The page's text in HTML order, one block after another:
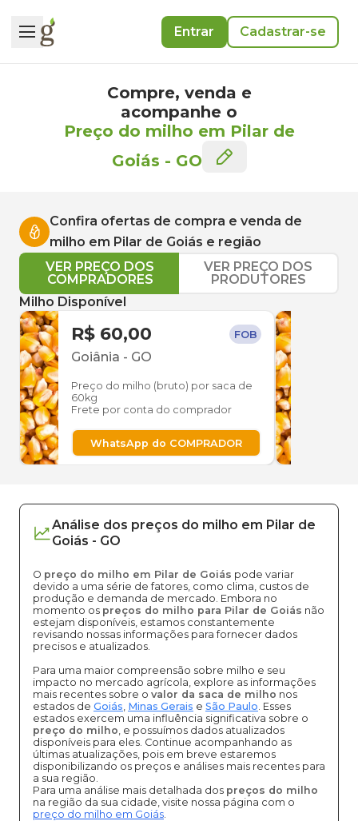
Entrar Cadastrar-se
Compre, venda e
acompanhe o
Preço do milho em Pilar de
Goiás - GO
Confira ofertas de compra e venda de
milho em Pilar de Goiás e região
VER PREÇO DOS
COMPRADORES
VER PREÇO DOS
PRODUTORES
Milho Disponível
R$ 60,00 FOB
Goiânia - GO
Preço do milho (bruto) por saca de
60kg
Frete por conta do comprador
WhatsApp do COMPRADOR
Análise dos preços do milho em Pilar de
Goiás - GO
O preço do milho em Pilar de Goiás pode variar
devido a uma série de fatores, como clima, custos de
produção e demanda de mercado. Embora no
momento os preços do milho para Pilar de Goiás não
estejam disponíveis, estamos constantemente
revisando nossas informações para fornecer dados
precisos e atualizados.
Para uma maior compreensão sobre milho e seu
impacto no mercado agrícola, explore as informações
mais recentes sobre o valor da saca de milho nos
estados de Goiás, Minas Gerais e São Paulo. Esses
estados exercem uma influência significativa sobre o
preço do milho, e possuímos dados atualizados
disponíveis para eles. Continue acompanhando as
últimas atualizações, pois em breve estaremos
disponibilizando os preços e análises mais recentes para
a sua região.
Para uma análise mais detalhada dos preços do milho
na região da sua cidade, visite nossa página com o
preço do milho em Goiás.